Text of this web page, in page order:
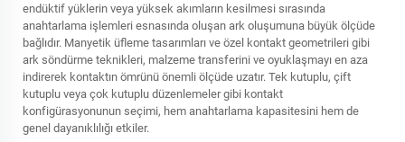
endüktif yüklerin veya yüksek akımların kesilmesi sırasında
anahtarlama işlemleri esnasında oluşan ark oluşumuna büyük ölçüde
bağlıdır. Manyetik üfleme tasarımları ve özel kontakt geometrileri gibi
ark söndürme teknikleri, malzeme transferini ve oyuklaşmayı en aza
indirerek kontaktın ömrünü önemli ölçüde uzatır. Tek kutuplu, çift
kutuplu veya çok kutuplu düzenlemeler gibi kontakt
konfigürasyonunun seçimi, hem anahtarlama kapasitesini hem de
genel dayanıklılığı etkiler.